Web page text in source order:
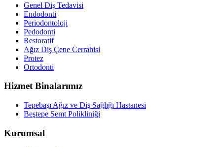
Genel Diş Tedavisi
Endodonti
Periodontoloji
Pedodonti
Restoratif
Ağız Diş Çene Cerrahisi
Protez
Ortodonti
Hizmet Binalarımız
Tepebaşı Ağız ve Diş Sağlığı Hastanesi
Beştepe Semt Polikliniği
Kurumsal